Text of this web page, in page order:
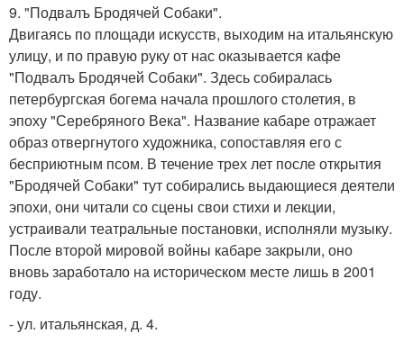
9. "Подвалъ Бродячей Собаки".
Двигаясь по площади искусств, выходим на итальянскую
улицу, и по правую руку от нас оказывается кафе
"Подвалъ Бродячей Собаки". Здесь собиралась
петербургская богема начала прошлого столетия, в
эпоху "Серебряного Века". Название кабаре отражает
образ отвергнутого художника, сопоставляя его с
бесприютным псом. В течение трех лет после открытия
"Бродячей Собаки" тут собирались выдающиеся деятели
эпохи, они читали со сцены свои стихи и лекции,
устраивали театральные постановки, исполняли музыку.
После второй мировой войны кабаре закрыли, оно
вновь заработало на историческом месте лишь в 2001
году.
- ул. итальянская, д. 4.